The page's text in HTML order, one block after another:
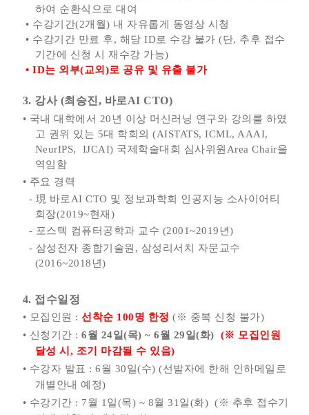
하여 순환식으로 대여
• 수강기간(2개월) 내 자유롭게 동영상 시청
• 수강기간 만료 후, 해당 ID로 수강 불가 (단, 추후 접수
기간에 신청 시 재수강 가능)
• ID는 외부(교외)로 공유 및 유출 불가
3. 강사 (최승진, 바로AI CTO)
• 국내 대학에서 20년 이상 머신러닝 연구와 강의를 하였
고 권위 있는 5대 학회의 (AISTATS, ICML, AAAI,
NeurIPS, IJCAI) 국제학술대회 심사위원Area Chair을
역임함
• 주요 경력
- 現 바로AI CTO 및 정보과학회 인공지능 소사이어티
회장(2019~현재)
- 포스텍 컴퓨터공학과 교수 (2001~2019년)
- 삼성전자 종합기술원, 삼성리서치 자문교수
(2016~2018년)
4. 접수일정
• 모집인원 :선착순 100명 한정 (※ 중복 신청 불가)
• 신청기간 :6월 24일(목) ~ 6월 29일(화)
(※ 모집인원
달성 시, 조기 마감될 수 있음)
• 수강자 발표 : 6월 30일(수) (선발자에 한해 인하메일로
개별안내 예정)
• 수강기간 : 7월 1일(목) ~ 8월 31일(화) (※ 추후 접수기